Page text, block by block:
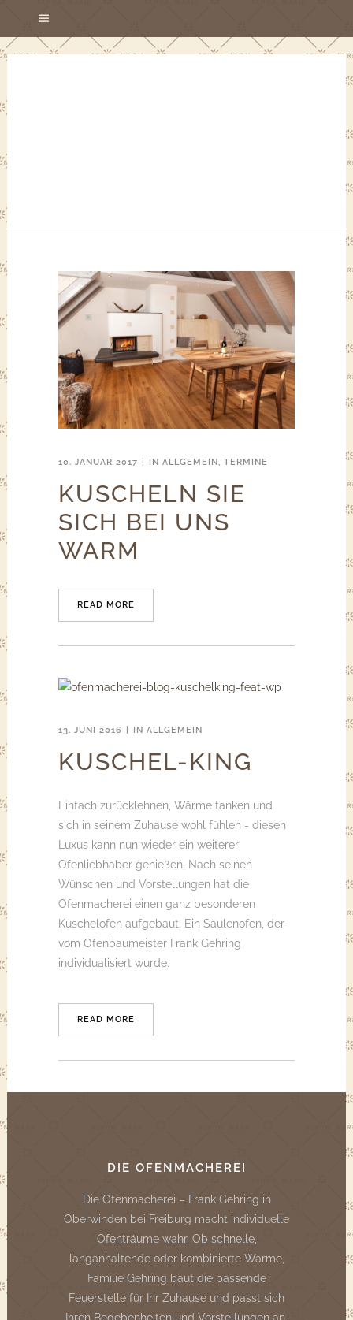
10. JANUAR 2017 IN ALLGEMEIN, TERMINE
KUSCHELN SIE
SICH BEI UNS
WARM
READ MORE
13. JUNI 2016 IN ALLGEMEIN
KUSCHEL-KING
Einfach zurücklehnen, Wärme tanken und
sich in seinem Zuhause wohl fühlen - diesen
Luxus kann nun wieder ein weiterer
Ofenliebhaber genießen. Nach seinen
Wünschen und Vorstellungen hat die
Ofenmacherei einen ganz besonderen
Kuschelofen aufgebaut. Ein Säulenofen, der
vom Ofenbaumeister Frank Gehring
individualisiert wurde.
READ MORE
DIE OFENMACHEREI
Die Ofenmacherei – Frank Gehring in
Oberwinden bei Freiburg macht individuelle
Ofenträume wahr. Ob schnelle,
langanhaltende oder kombinierte Wärme,
Familie Gehring baut die passende
Feuerstelle für Ihr Zuhause und passt sich
Ihren Begebenheiten und Vorstellungen an.